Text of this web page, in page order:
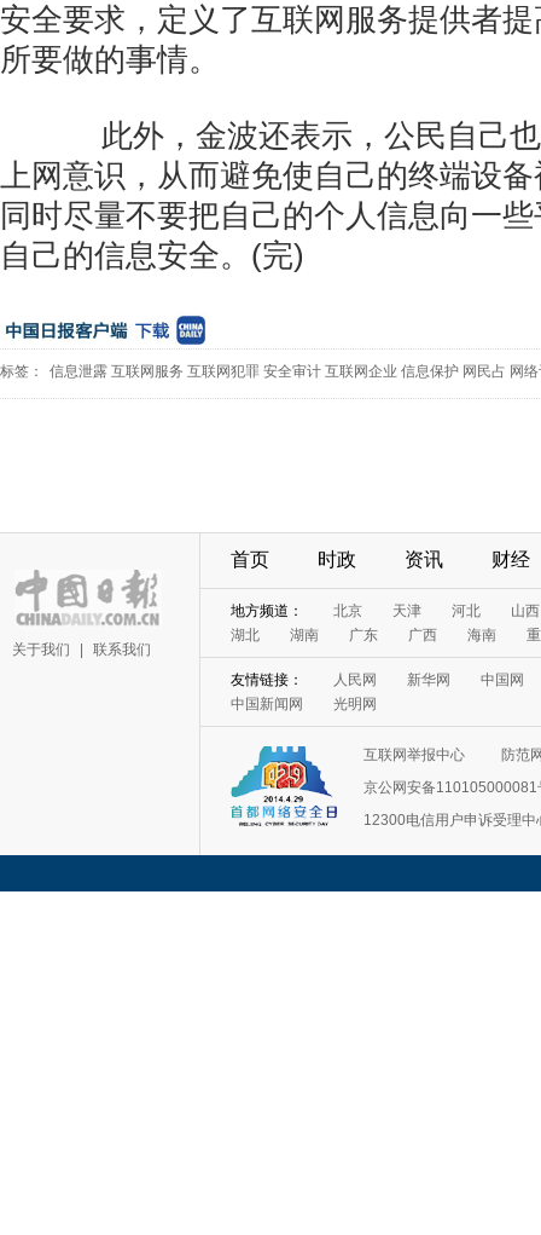
安全要求，定义了互联网服务提供者
所要做的事情。
此外，金波还表示，公民自己也
上网意识，从而避免使自己的终端设
同时尽量不要把自己的个人信息向一
自己的信息安全。(完)
标签： 信息泄露 互联网服务 互联网犯罪 安全审计 互联网企业 信息保护 网民占 网
关于我们 联系我们
首页 时政 资讯 财经
地方频道： 北京 天津 河北
山西
湖北
湖南 广东 广西 海南
友情链接： 人民网 新华网
中国网
中国新闻网
光明网
互联网举报中心
防范
京公网安备110105000081
12300电信用户申诉受理中